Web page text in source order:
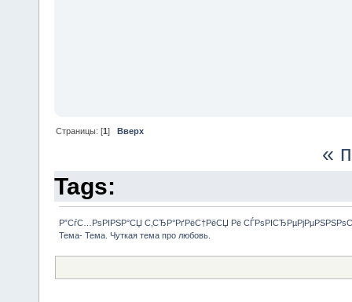
Страницы: [1]Вверх
«
Tags:
Р”СѓС…РѕРІРЅР°СЏ С‚СЂР°РґРёС†РёСЏ Рё
Тема- Тема. Чуткая тема про любовь.